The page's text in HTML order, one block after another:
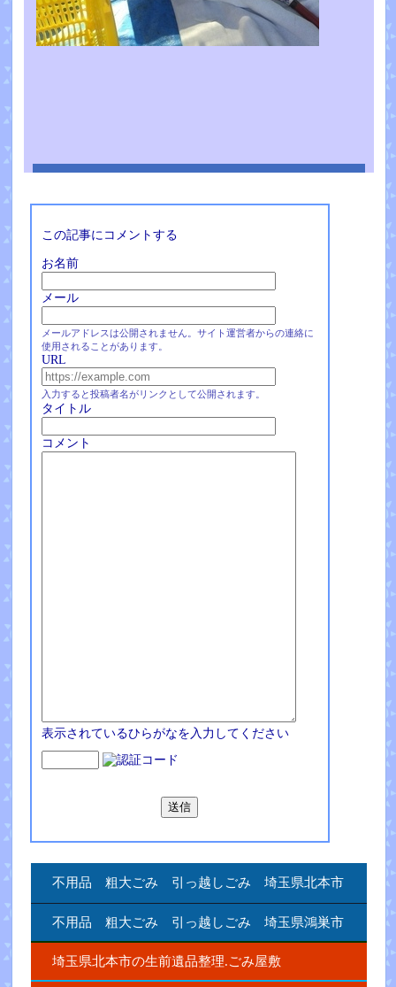
この記事にコメントする
お名前
メール
メールアドレスは公開されません。サイト運営者からの連絡に
使用されることがあります。
URL
入力すると投稿者名がリンクとして公開されます。
タイトル
コメント
表示されているひらがなを入力してください
不用品 粗大ごみ 引っ越しごみ 埼玉県北本市
不用品 粗大ごみ 引っ越しごみ 埼玉県鴻巣市
埼玉県北本市の生前遺品整理.ごみ屋敷